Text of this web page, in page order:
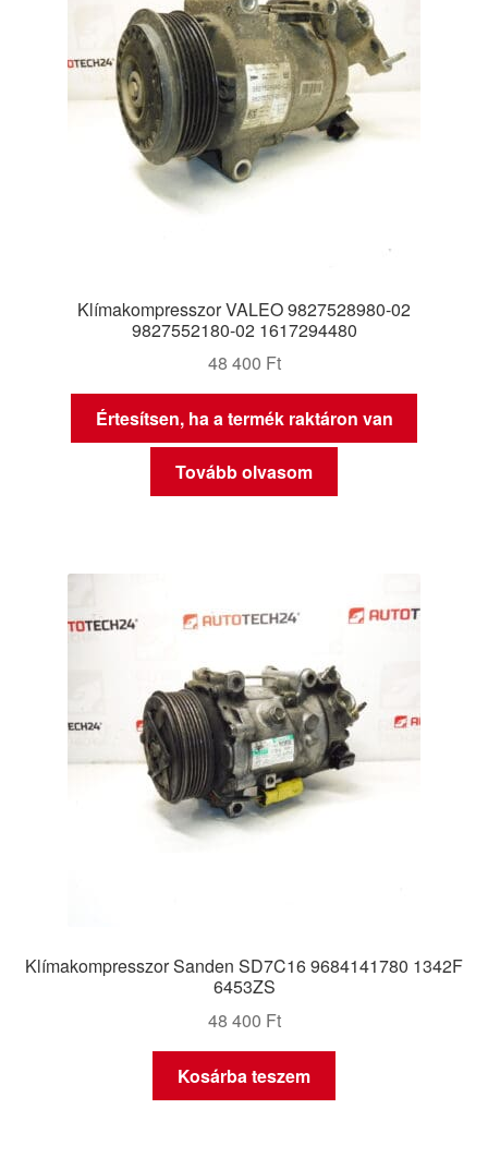
Klímakompresszor VALEO 9827528980-02
9827552180-02 1617294480
48 400 Ft
Értesítsen, ha a termék raktáron van
Tovább olvasom
Klímakompresszor Sanden SD7C16 9684141780 1342F
6453ZS
48 400 Ft
Kosárba teszem